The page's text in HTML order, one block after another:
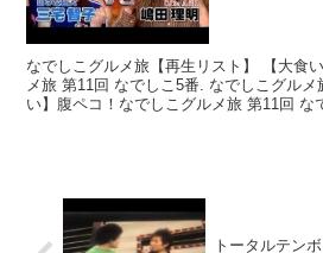
なでしこグルメ旅【再生リスト】 【大食
メ旅 第11回 なでしこ5番. なでしこグル
い】腹ペコ！なでしこグルメ旅 第11回 な
トータルテン